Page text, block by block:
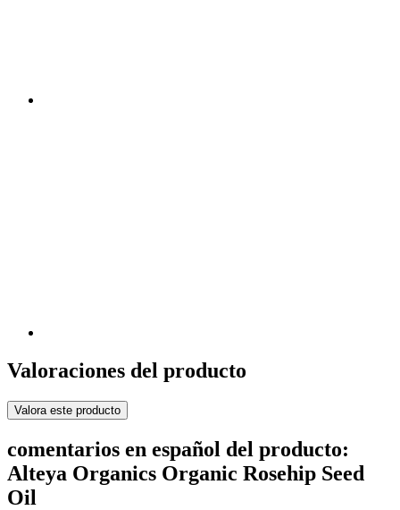
Valoraciones del producto
Valora este producto
comentarios en español del producto:
Alteya Organics Organic Rosehip Seed
Oil